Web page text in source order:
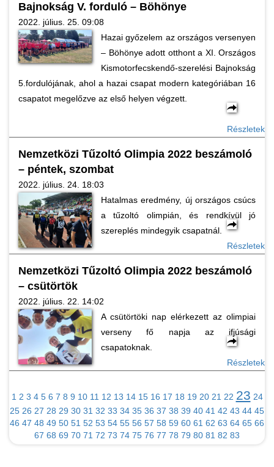
Bajnokság V. forduló – Böhönye
2022. július. 25. 09:08
Hazai győzelem az országos versenyen
– Böhönye adott otthont a XI. Országos
Kismotorfecskendő-szerelési Bajnokság
5.fordulójának, ahol a hazai csapat modern kategóriában 16
csapatot megelőzve az első helyen végzett.
Részletek
Nemzetközi Tűzoltó Olimpia 2022 beszámoló
– péntek, szombat
2022. július. 24. 18:03
Hatalmas eredmény, új országos csúcs
a tűzoltó olimpián, és rendkívül jó
szereplés mindegyik csapatnál.
Részletek
Nemzetközi Tűzoltó Olimpia 2022 beszámoló
– csütörtök
2022. július. 22. 14:02
A csütörtöki nap elérkezett az olimpiai
verseny fő napja az ifjúsági
csapatoknak.
Részletek
1 2 3 4 5 6 7 8 9 10 11 12 13 14 15 16 17 18 19 20 21 22 23 24
25 26 27 28 29 30 31 32 33 34 35 36 37 38 39 40 41 42 43 44 45
46 47 48 49 50 51 52 53 54 55 56 57 58 59 60 61 62 63 64 65 66
67 68 69 70 71 72 73 74 75 76 77 78 79 80 81 82 83